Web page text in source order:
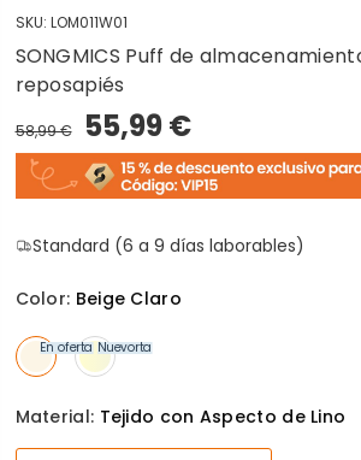
SKU: LOM011W01
SONGMICS Puff de
reposapiés
58,99 € 55,99 €
Standard (6 a 9 días laborables)
Color: Beige Claro
En oferta En oferta
Nuevo
Material: Tejido con Aspecto de Lino